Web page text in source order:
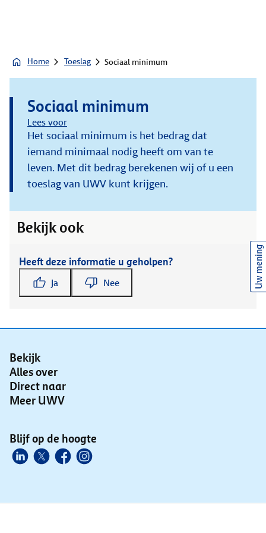
Home Toeslag Sociaal minimum
Sociaal minimum
Lees voor
Het sociaal minimum is het bedrag dat
iemand minimaal nodig heeft om van te
leven. Met dit bedrag berekenen wij of u een
toeslag van UWV kunt krijgen.
Bekijk ook
Heeft deze informatie u geholpen?
Ja Nee
Bekijk
Alles over
Direct naar
Meer UWV
Blijf op de hoogte
Uw mening